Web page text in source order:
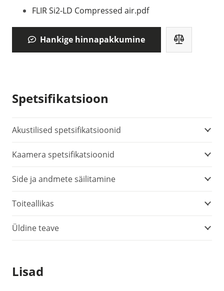
FLIR Si2-LD Compressed air.pdf
Hankige hinnapakkumine
Spetsifikatsioon
Akustilised spetsifikatsioonid
Kaamera spetsifikatsioonid
Side ja andmete säilitamine
Toiteallikas
Üldine teave
Lisad